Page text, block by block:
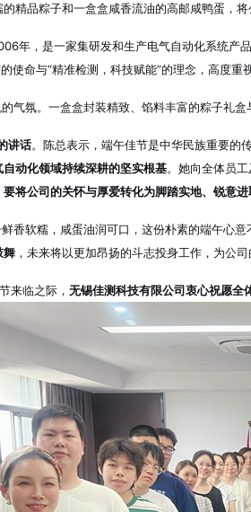
精品粽子和一盒盒咸香流油的高邮咸鸭蛋 ，
年，是一家集研发和生产电气自动化系统产
使命与“精准检测，科技赋能”的理念 ，高度重
氛。一盒盒封装精致、馅料丰富的粽子礼盒
讲话。陈总表示，端午佳节是中华民族重要的
动化领域持续深耕的坚实根基。她向全体员
要将公司的关怀与厚爱转化为脚踏实地、锐意
香软糯，咸蛋油润可口 ，这份朴素的端午心
舞 ，未来将以更加昂扬的斗志投身工作，为公
来临之际， 无锡佳测科技有限公司衷心祝愿全